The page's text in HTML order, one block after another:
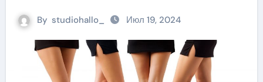
By studiohallo_ Июл 19, 2024